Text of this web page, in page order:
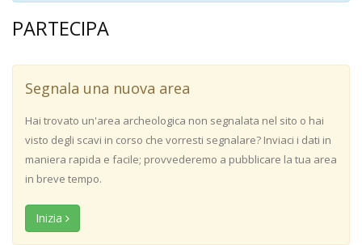
PARTECIPA
Segnala una nuova area
Hai trovato un'area archeologica non segnalata nel sito o hai
visto degli scavi in corso che vorresti segnalare? Inviaci i dati in
maniera rapida e facile; provvederemo a pubblicare la tua area
in breve tempo.
Inizia